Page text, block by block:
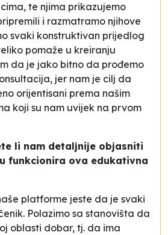
te njima prikazujemo
i razmatramo njihove
svaki konstruktivan prijedlog
pomaže u kreiranju
da je jako bitno da prođemo
jer nam je cilj da
orijentisani prema našim
koji su nam uvijek na prvom
li nam detaljnije objasniti
funkcionira ova edukativna
platforme jeste da je svaki
Polazimo sa stanovišta da
oblasti dobar, tj. da ima